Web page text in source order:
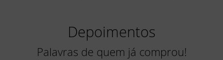
Depoimentos
Palavras de quem já comprou!